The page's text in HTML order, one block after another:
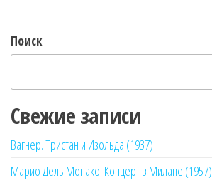
Поиск
Свежие записи
Вагнер. Тристан и Изольда (1937)
Марио Дель Монако. Концерт в Милане (1957)